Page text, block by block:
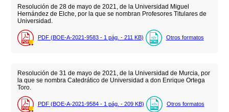
Resolución de 28 de mayo de 2021, de la Universidad Miguel
Hernández de Elche, por la que se nombran Profesores Titulares de
Universidad.
PDF (BOE-A-2021-9583 - 1 pág. - 211 KB) Otros formatos
Resolución de 31 de mayo de 2021, de la Universidad de Murcia, por
la que se nombra Catedrático de Universidad a don Enrique Ortega
Toro.
PDF (BOE-A-2021-9584 - 1 pág. - 209 KB) Otros formatos